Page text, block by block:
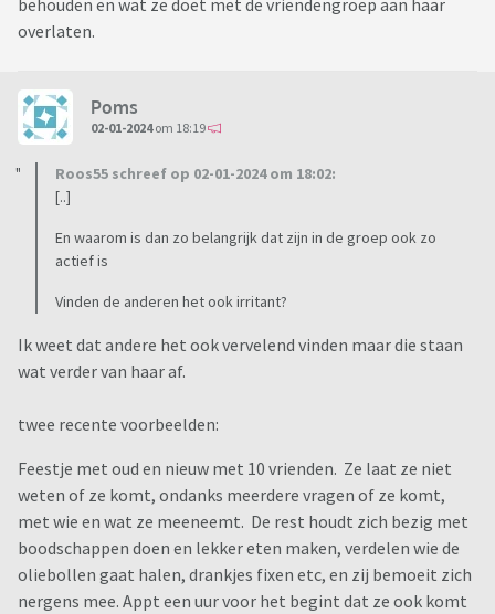
behouden en wat ze doet met de vriendengroep aan haar
overlaten.
Poms
02-01-2024om 18:19
Roos55 schreef op 02-01-2024 om 18:02:
[..]
En waarom is dan zo belangrijk dat zijn in de groep ook zo
actief is
Vinden de anderen het ook irritant?
Ik weet dat andere het ook vervelend vinden maar die staan
wat verder van haar af.
twee recente voorbeelden:
Feestje met oud en nieuw met 10 vrienden. Ze laat ze niet
weten of ze komt, ondanks meerdere vragen of ze komt,
met wie en wat ze meeneemt. De rest houdt zich bezig met
boodschappen doen en lekker eten maken, verdelen wie de
oliebollen gaat halen, drankjes fixen etc, en zij bemoeit zich
nergens mee. Appt een uur voor het begint dat ze ook komt